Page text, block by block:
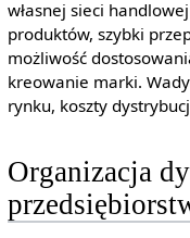
własnej sieci
produktów, szybki
możliwość
kreowanie marki.
rynku, koszty
Organizacja